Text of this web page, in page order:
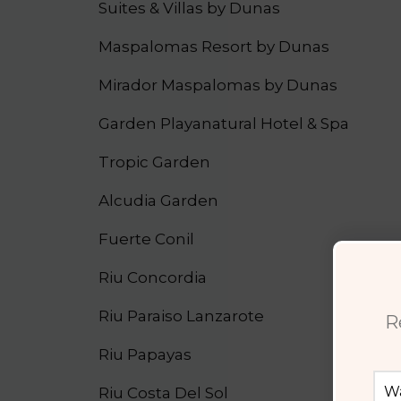
Suites & Villas by Dunas
Maspalomas Resort by Dunas
Mirador Maspalomas by Dunas
Garden Playanatural Hotel & Spa
Tropic Garden
Alcudia Garden
Fuerte Conil
Riu Concordia
Riu Paraiso Lanzarote
Riu Papayas
Riu Costa Del Sol